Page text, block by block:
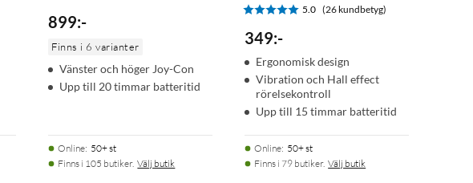
899:-
Finns i 6 varianter
Vänster och höger Joy-Con
Upp till 20 timmar batteritid
Online: 50+ st
Finns i 105 butiker. Välj butik
5.0 (26 kundbetyg)
349:-
Ergonomisk design
Vibration och Hall effect
rörelsekontroll
Upp till 15 timmar batteritid
Online: 50+ st
Finns i 79 butiker. Välj butik